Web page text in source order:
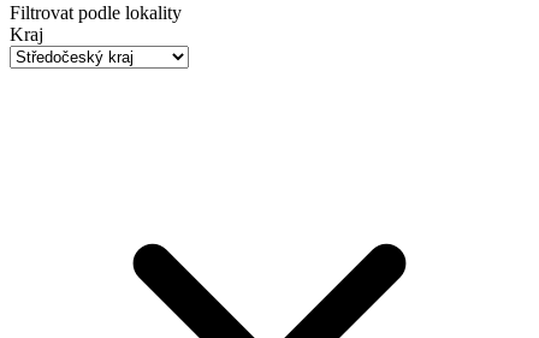
Filtrovat podle lokality
Kraj